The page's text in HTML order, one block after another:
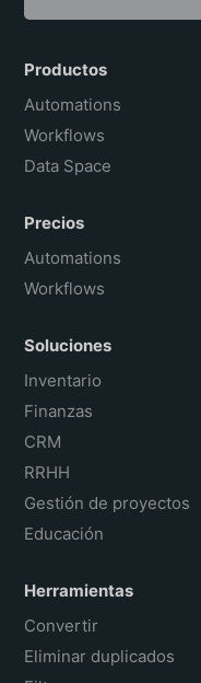
English
Português do Brasil
Français
Productos
Automations
Workflows
Data Space
Precios
Automations
Workflows
Soluciones
Inventario
Finanzas
CRM
RRHH
Gestión de proyectos
Educación
Herramientas
Convertir
Eliminar duplicados